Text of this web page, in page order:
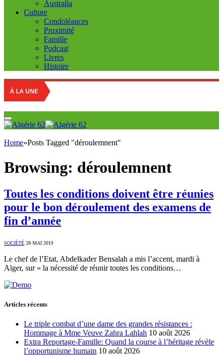
Australia
Culture
Condoléances
Proximité
Famille
Podcast
Livres
Histoire
À LA UNE
Home»Posts Tagged "déroulemnent"
Browsing: déroulemnent
Toutes les conditions doivent être réunies
pour le bon déroulement des examens de
fin d’année
SOCIÉTÉ 28 MAI 2019
Le chef de l’Etat, Abdelkader Bensalah a mis l’accent, mardi à
Alger, sur « la nécessité de réunir toutes les conditions…
Articles récents
Le triple combat d’une dame des grandes résistances :
Hommage à Mme Veuve Zahra Lahlah 10 août 2026
Extra Reportage-Famille: Quand la course à l’héritage révèle
l’opportunisme humain 10 août 2026